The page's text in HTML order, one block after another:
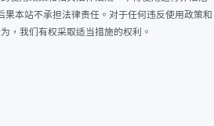
果本站不承担法律责任。对于任何违反使用政策和
，我们有权采取适当措施的权利。